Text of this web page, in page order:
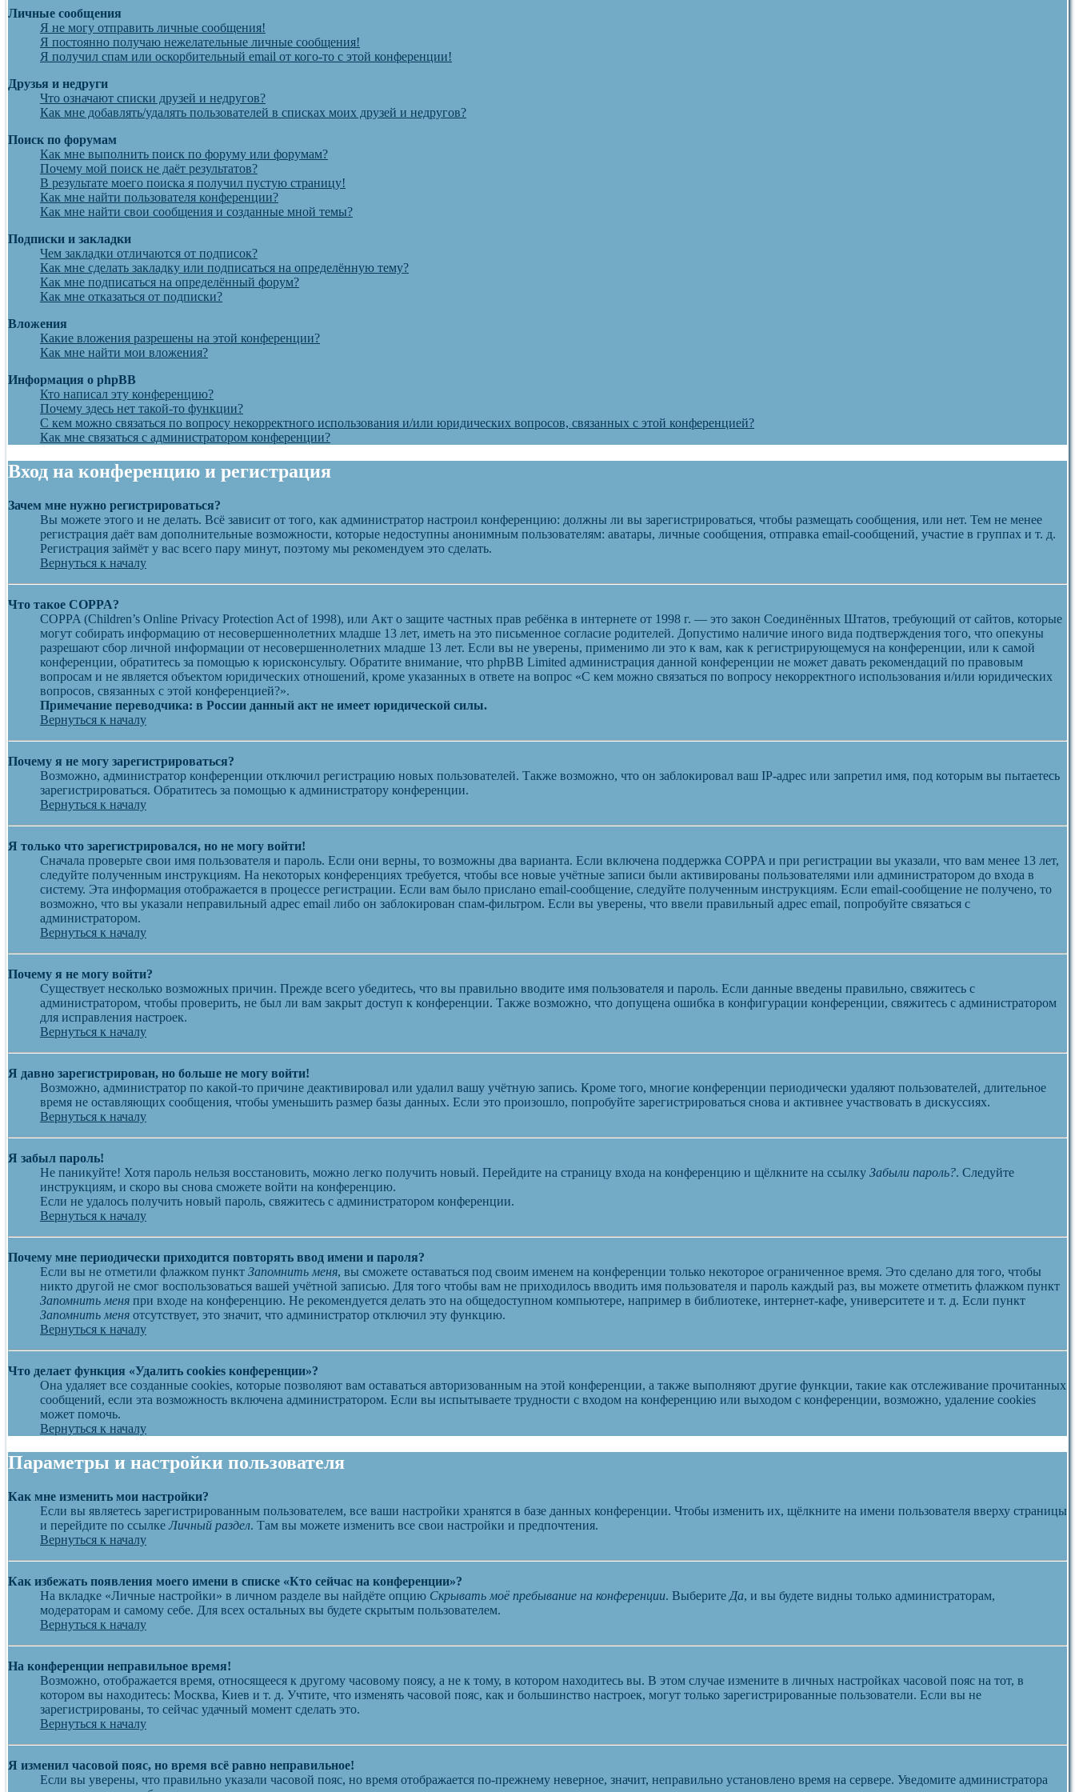
Личные сообщения
Я не могу отправить личные сообщения!
Я постоянно получаю нежелательные личные сообщения!
Я получил спам или оскорбительный email от кого-то с этой конференции!
Друзья и недруги
Что означают списки друзей и недругов?
Как мне добавлять/удалять пользователей в списках моих друзей и недругов?
Поиск по форумам
Как мне выполнить поиск по форуму или форумам?
Почему мой поиск не даёт результатов?
В результате моего поиска я получил пустую страницу!
Как мне найти пользователя конференции?
Как мне найти свои сообщения и созданные мной темы?
Подписки и закладки
Чем закладки отличаются от подписок?
Как мне сделать закладку или подписаться на определённую тему?
Как мне подписаться на определённый форум?
Как мне отказаться от подписки?
Вложения
Какие вложения разрешены на этой конференции?
Как мне найти мои вложения?
Информация о phpBB
Кто написал эту конференцию?
Почему здесь нет такой-то функции?
С кем можно связаться по вопросу некорректного использования и/или юридических вопросов, связанных с этой конференцией?
Как мне связаться с администратором конференции?
Вход на конференцию и регистрация
Зачем мне нужно регистрироваться?
Вы можете этого и не делать. Всё зависит от того, как администратор настроил конференцию: должны ли вы зарегистрироваться, чтобы размещать сообщения, или нет. Тем не менее
регистрация даёт вам дополнительные возможности, которые недоступны анонимным пользователям: аватары, личные сообщения, отправка email-сообщений, участие в группах и т. д.
Регистрация займёт у вас всего пару минут, поэтому мы рекомендуем это сделать.
Вернуться к началу
Что такое COPPA?
COPPA (Children’s Online Privacy Protection Act of 1998), или Акт о защите частных прав ребёнка в интернете от 1998 г. — это закон Соединённых Штатов, требующий от сайтов, которые
могут собирать информацию от несовершеннолетних младше 13 лет, иметь на это письменное согласие родителей. Допустимо наличие иного вида подтверждения того, что опекуны
разрешают сбор личной информации от несовершеннолетних младше 13 лет. Если вы не уверены, применимо ли это к вам, как к регистрирующемуся на конференции, или к самой
конференции, обратитесь за помощью к юрисконсульту. Обратите внимание, что phpBB Limited администрация данной конференции не может давать рекомендаций по правовым
вопросам и не является объектом юридических отношений, кроме указанных в ответе на вопрос «С кем можно связаться по вопросу некорректного использования и/или юридических
вопросов, связанных с этой конференцией?».
Примечание переводчика: в России данный акт не имеет юридической силы.
Вернуться к началу
Почему я не могу зарегистрироваться?
Возможно, администратор конференции отключил регистрацию новых пользователей. Также возможно, что он заблокировал ваш IP-адрес или запретил имя, под которым вы пытаетесь
зарегистрироваться. Обратитесь за помощью к администратору конференции.
Вернуться к началу
Я только что зарегистрировался, но не могу войти!
Сначала проверьте свои имя пользователя и пароль. Если они верны, то возможны два варианта. Если включена поддержка COPPA и при регистрации вы указали, что вам менее 13 лет,
следуйте полученным инструкциям. На некоторых конференциях требуется, чтобы все новые учётные записи были активированы пользователями или администратором до входа в
систему. Эта информация отображается в процессе регистрации. Если вам было прислано email-сообщение, следуйте полученным инструкциям. Если email-сообщение не получено, то
возможно, что вы указали неправильный адрес email либо он заблокирован спам-фильтром. Если вы уверены, что ввели правильный адрес email, попробуйте связаться с
администратором.
Вернуться к началу
Почему я не могу войти?
Существует несколько возможных причин. Прежде всего убедитесь, что вы правильно вводите имя пользователя и пароль. Если данные введены правильно, свяжитесь с
администратором, чтобы проверить, не был ли вам закрыт доступ к конференции. Также возможно, что допущена ошибка в конфигурации конференции, свяжитесь с администратором
для исправления настроек.
Вернуться к началу
Я давно зарегистрирован, но больше не могу войти!
Возможно, администратор по какой-то причине деактивировал или удалил вашу учётную запись. Кроме того, многие конференции периодически удаляют пользователей, длительное
время не оставляющих сообщения, чтобы уменьшить размер базы данных. Если это произошло, попробуйте зарегистрироваться снова и активнее участвовать в дискуссиях.
Вернуться к началу
Я забыл пароль!
Не паникуйте! Хотя пароль нельзя восстановить, можно легко получить новый. Перейдите на страницу входа на конференцию и щёлкните на ссылку Забыли пароль?. Следуйте
инструкциям, и скоро вы снова сможете войти на конференцию.
Если не удалось получить новый пароль, свяжитесь с администратором конференции.
Вернуться к началу
Почему мне периодически приходится повторять ввод имени и пароля?
Если вы не отметили флажком пункт Запомнить меня, вы сможете оставаться под своим именем на конференции только некоторое ограниченное время. Это сделано для того, чтобы
никто другой не смог воспользоваться вашей учётной записью. Для того чтобы вам не приходилось вводить имя пользователя и пароль каждый раз, вы можете отметить флажком пункт
Запомнить меня при входе на конференцию. Не рекомендуется делать это на общедоступном компьютере, например в библиотеке, интернет-кафе, университете и т. д. Если пункт
Запомнить меня отсутствует, это значит, что администратор отключил эту функцию.
Вернуться к началу
Что делает функция «Удалить cookies конференции»?
Она удаляет все созданные cookies, которые позволяют вам оставаться авторизованным на этой конференции, а также выполняют другие функции, такие как отслеживание прочитанных
сообщений, если эта возможность включена администратором. Если вы испытываете трудности с входом на конференцию или выходом с конференции, возможно, удаление cookies
может помочь.
Вернуться к началу
Параметры и настройки пользователя
Как мне изменить мои настройки?
Если вы являетесь зарегистрированным пользователем, все ваши настройки хранятся в базе данных конференции. Чтобы изменить их, щёлкните на имени пользователя вверху страницы
и перейдите по ссылкеЛичный раздел. Там вы можете изменить все свои настройки и предпочтения.
Вернуться к началу
Как избежать появления моего имени в списке «Кто сейчас на конференции»?
На вкладке «Личные настройки» в личном разделе вы найдёте опцию Скрывать моё пребывание на конференции. Выберите Да, и вы будете видны только администраторам,
модераторам и самому себе. Для всех остальных вы будете скрытым пользователем.
Вернуться к началу
На конференции неправильное время!
Возможно, отображается время, относящееся к другому часовому поясу, а не к тому, в котором находитесь вы. В этом случае измените в личных настройках часовой пояс на тот, в
котором вы находитесь: Москва, Киев и т. д. Учтите, что изменять часовой пояс, как и большинство настроек, могут только зарегистрированные пользователи. Если вы не
зарегистрированы, то сейчас удачный момент сделать это.
Вернуться к началу
Я изменил часовой пояс, но время всё равно неправильное!
Если вы уверены, что правильно указали часовой пояс, но время отображается по-прежнему неверное, значит, неправильно установлено время на сервере. Уведомите администратора